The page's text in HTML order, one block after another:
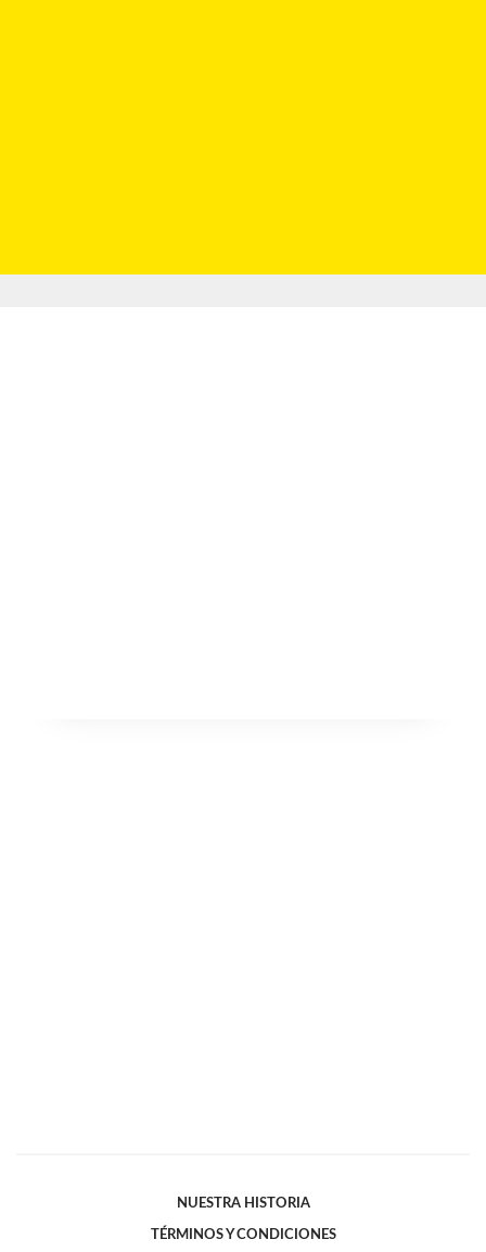
NUESTRA HISTORIA
TÉRMINOS Y CONDICIONES